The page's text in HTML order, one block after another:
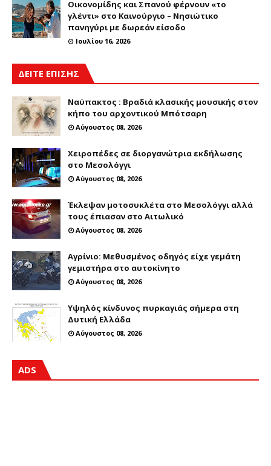
Οικονομίδης και Σπανού φέρνουν «το
γλέντι» στο Καινούργιο – Νησιώτικο
πανηγύρι με δωρεάν είσοδο
Ιουλίου 16, 2026
ΔΕΙΤΕ ΕΠΙΣΗΣ
Ναύπακτος : Βραδιά κλασικής μουσικής στον
κήπο του αρχοντικού Μπότσαρη
Αύγουστος 08, 2026
Χειροπέδες σε διοργανώτρια εκδήλωσης
στο Μεσολόγγι
Αύγουστος 08, 2026
Έκλεψαν μοτοσυκλέτα στο Μεσολόγγι αλλά
τους έπιασαν στο Αιτωλικό
Αύγουστος 08, 2026
Αγρίνιο: Μεθυσμένος οδηγός είχε γεμάτη
γεμιστήρα στο αυτοκίνητο
Αύγουστος 08, 2026
Υψηλός κίνδυνος πυρκαγιάς σήμερα στη
Δυτική Ελλάδα
Αύγουστος 08, 2026
ADS